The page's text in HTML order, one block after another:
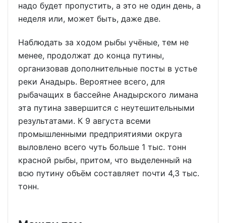
надо будет пропустить, а это не один день, а
неделя или, может быть, даже две.
Наблюдать за ходом рыбы учёные, тем не
менее, продолжат до конца путины,
организовав дополнительные посты в устье
реки Анадырь. Вероятнее всего, для
рыбачащих в бассейне Анадырского лимана
эта путина завершится с неутешительными
результатами. К 9 августа всеми
промышленными предприятиями округа
выловлено всего чуть больше 1 тыс. тонн
красной рыбы, притом, что выделенный на
всю путину объём составляет почти 4,3 тыс.
тонн.